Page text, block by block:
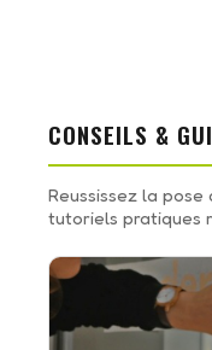
CONSEILS &
Reussissez la
tutoriels pratiques